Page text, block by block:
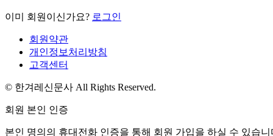
이미 회원이신가요? 로그인
회원약관
개인정보처리방침
고객센터
© 한겨레신문사 All Rights Reserved.
회원 본인 인증
본인 명의의 휴대전화 인증을 통해 회원 가입을 하실 수 있습니